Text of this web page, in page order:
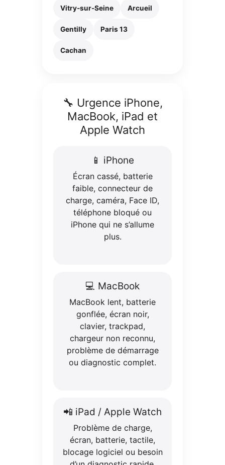
Vitry-sur-Seine Arcueil
Gentilly Paris 13
Cachan
🔧 Urgence iPhone,
MacBook, iPad et
Apple Watch
📱 iPhone
Écran cassé, batterie
faible, connecteur de
charge, caméra, Face ID,
téléphone bloqué ou
iPhone qui ne s’allume
plus.
💻 MacBook
MacBook lent, batterie
gonflée, écran noir,
clavier, trackpad,
chargeur non reconnu,
problème de démarrage
ou diagnostic complet.
📲 iPad / Apple Watch
Problème de charge,
écran, batterie, tactile,
blocage logiciel ou besoin